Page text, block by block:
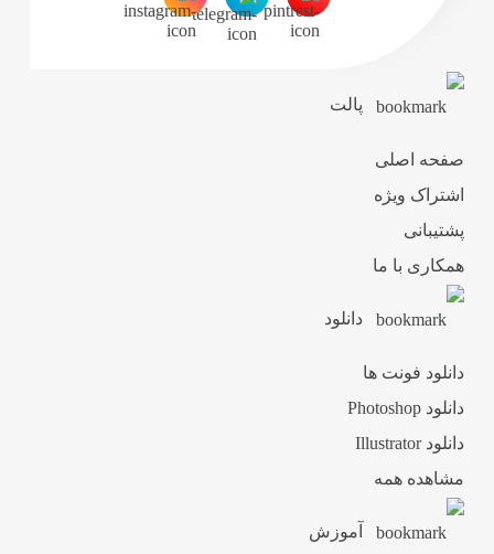
پالت
صفحه اصلی
اشتراک ویژه
پشتیبانی
همکاری با ما
دانلود
دانلود فونت ها
دانلود Photoshop
دانلود Illustrator
مشاهده همه
آموزش